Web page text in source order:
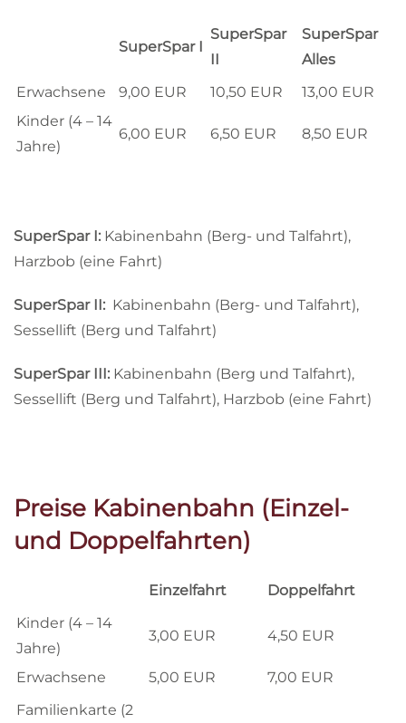
SuperSpar I
SuperSpar
II
SuperSpar
Alles
Erwachsene
9,00 EUR 10,50 EUR
13,00 EUR
Kinder (4 – 14
Jahre)
6,00 EUR 6,50 EUR 8,50 EUR
SuperSpar I: Kabinenbahn (Berg- und Talfahrt),
Harzbob (eine Fahrt)
SuperSpar II: Kabinenbahn (Berg- und Talfahrt),
Sessellift (Berg und Talfahrt)
SuperSpar III: Kabinenbahn (Berg und Talfahrt),
Sessellift (Berg und Talfahrt), Harzbob (eine Fahrt)
Preise Kabinenbahn (Einzel-
und Doppelfahrten)
Einzelfahrt
Doppelfahrt
Kinder (4 – 14
Jahre)
3,00 EUR 4,50 EUR
Erwachsene 5,00 EUR
7,00 EUR
Familienkarte (2